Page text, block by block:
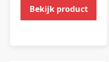
Bekijk product